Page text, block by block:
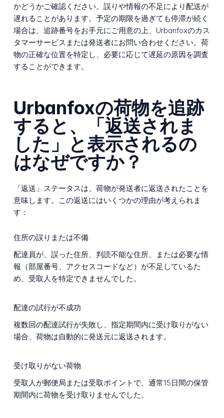
かどうかご確認ください。誤りや情報の不足により配送が
遅れることがあります。予定の期限を過ぎても停滞が続く
場合は、追跡番号をお手元にご用意の上、Urbanfoxのカス
タマーサービスまたは発送者にお問い合わせください。荷
物の正確な位置を特定し、必要に応じて遅延の原因を調査
することができます。
Urbanfoxの荷物を追跡
すると、「返送されま
した」と表示されるの
はなぜですか？
「返送」ステータスは、荷物が発送者に返送されたことを
意味します。この返送にはいくつかの理由が考えられま
す：
住所の誤りまたは不備
配達員が、誤った住所、判読不能な住所、または必要な情
報（部屋番号、アクセスコードなど）が不足しているた
め、受取人を特定できませんでした。
配達の試行が不成功
複数回の配達試行が失敗し、指定期間内に受け取りがない
場合、荷物は自動的に発送元に返送されます。
受け取りがない荷物
受取人が郵便局または受取ポイントで、通常15日間の保管
期間内に荷物を受け取りませんでした。